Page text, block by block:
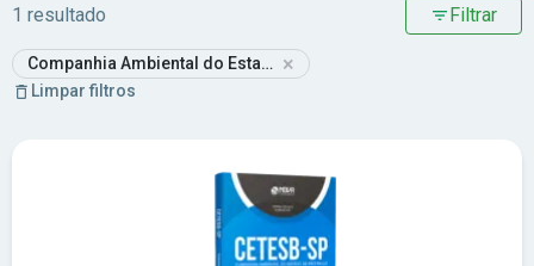
1 resultado Filtrar
Companhia Ambiental do Estado de São Paulo
×
Limpar filtros